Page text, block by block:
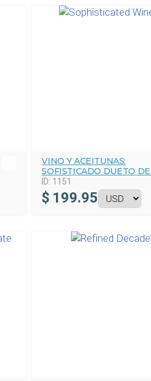
VINO Y ACEITUNAS:
SOFISTICADO DUETO
ID: 1151
$ 199.95